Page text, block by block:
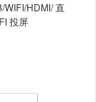
WIFI/HDMI/ 直
投屏